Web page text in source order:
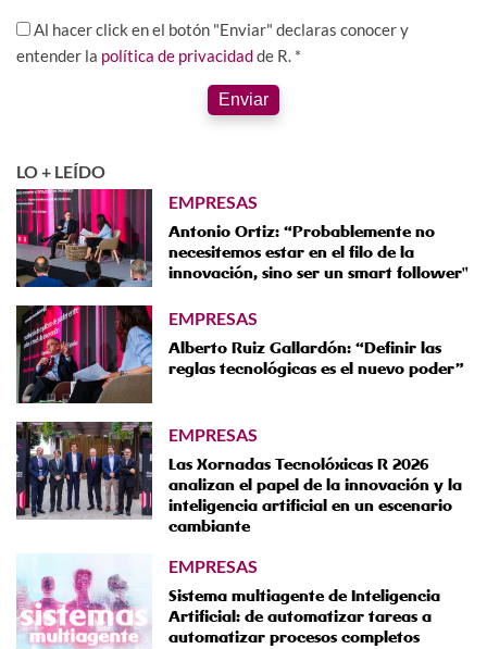
Al hacer click en el botón "Enviar" declaras conocer y
entender la política de privacidadde R. *
Enviar
LO + LEÍDO
EMPRESAS
Antonio Ortiz: “Probablemente no
necesitemos estar en el filo de la
innovación, sino ser un smart follower"
EMPRESAS
Alberto Ruiz Gallardón: “Definir las
reglas tecnológicas es el nuevo poder”
EMPRESAS
Las Xornadas Tecnolóxicas R 2026
analizan el papel de la innovación y la
inteligencia artificial en un escenario
cambiante
EMPRESAS
Sistema multiagente de Inteligencia
Artificial: de automatizar tareas a
automatizar procesos completos